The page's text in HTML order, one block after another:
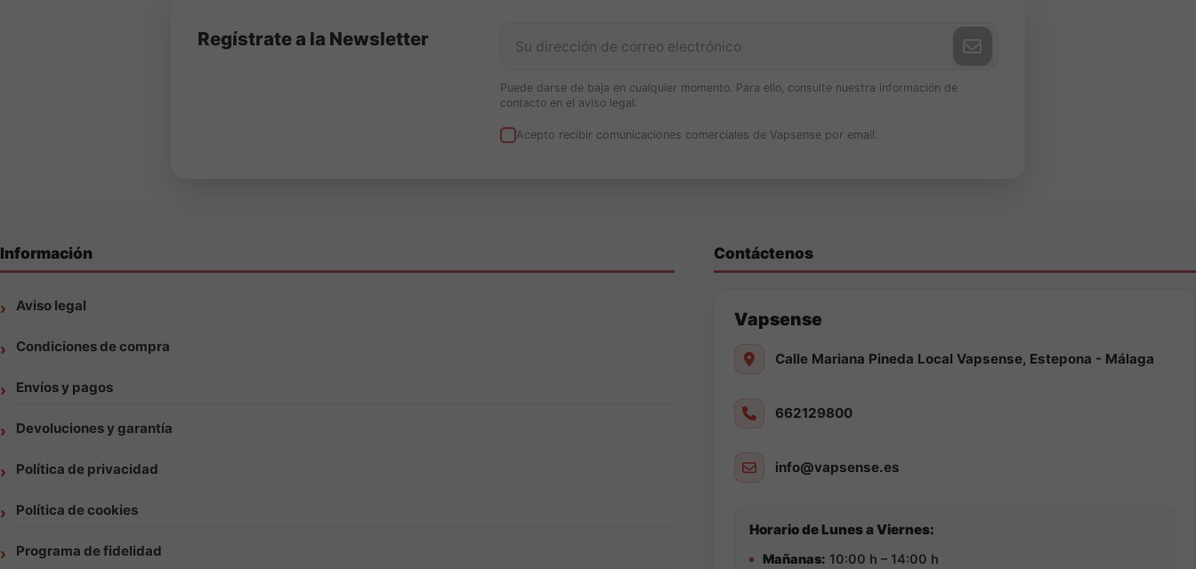
Regístrate a la Newsletter
Puede darse de baja en cualquier momento. Para ello, consulte nuestra información de
contacto en el aviso legal.
Acepto recibir comunicaciones comerciales de Vapsense por email.
Información
Aviso legal
Condiciones de compra
Envíos y pagos
Devoluciones y garantía
Política de privacidad
Política de cookies
Programa de fidelidad
Contáctenos
Vapsense
Calle Mariana Pineda Local Vapsense, Estepona - Málaga
662129800
info@vapsense.es
Horario de Lunes a Viernes:
Mañanas: 10:00 h – 14:00 h